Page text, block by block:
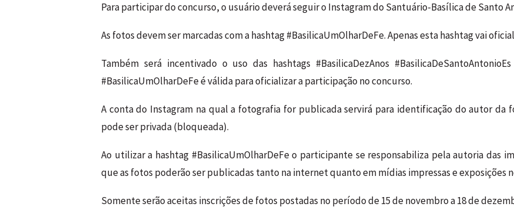
Para participar do concurso, o usuário deverá seguir o Instagram do Santuário-Basílica de Santo
As fotos devem ser marcadas com a hashtag #BasilicaUmOlharDeFe. Apenas esta hashtag vai
Também será incentivado o uso das hashtags #BasilicaDezAnos
#BasilicaUmOlharDeFe é válida para oficializar a participação no concurso.
A conta do Instagram na qual a fotografia for publicada servirá para identificação do autor da
pode ser privada (bloqueada).
Ao utilizar a hashtag #BasilicaUmOlharDeFe o participante se responsabiliza pela autoria das
que as fotos poderão ser publicadas tanto na internet quanto em mídias impressas e exposições
Somente serão aceitas inscrições de fotos postadas no período de 15 de novembro a 18 de